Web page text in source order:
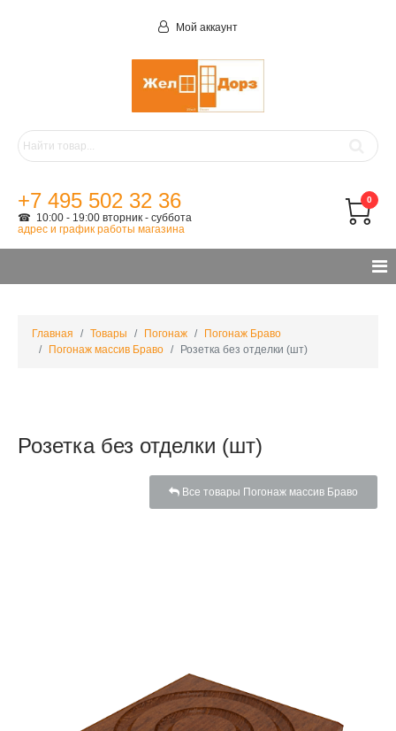
Мой аккаунт
+7 495 502 32 36
☎ 10:00 - 19:00 вторник - суббота
адрес и график работы магазина
0
Главная Товары Погонаж
Погонаж Браво
Погонаж массив Браво
Розетка без отделки (шт)
Розетка без отделки (шт)
Все товары Погонаж массив Браво